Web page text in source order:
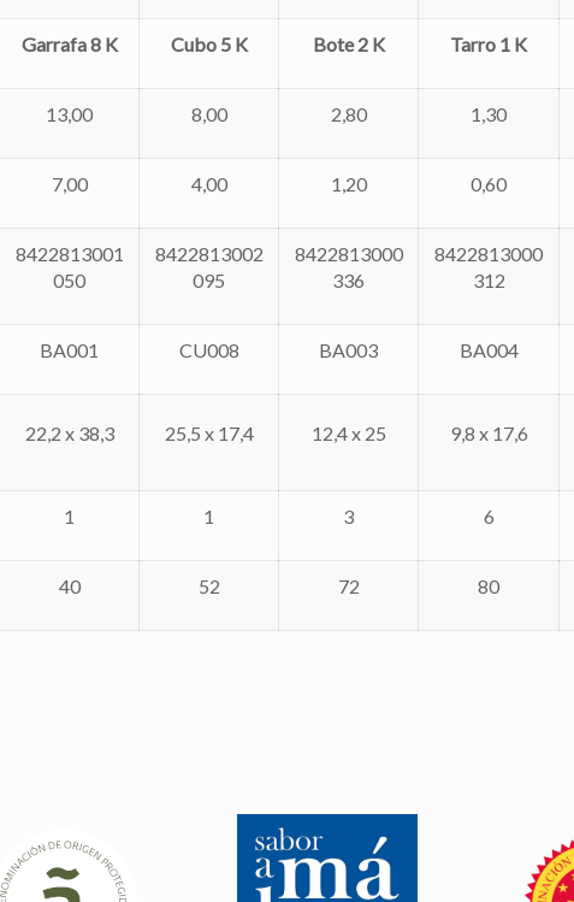
Garrafa 8 K Cubo 5 K Bote 2 K Tarro 1 K
13,00 8,00 2,80 1,30
7,00 4,00 1,20 0,60
8422813001
050
8422813002
095
8422813000
336
8422813000
312
BA001 CU008 BA003 BA004
22,2 x 38,3 25,5 x 17,4 12,4 x 25 9,8 x 17,6
1 1 3 6
40 52 72 80